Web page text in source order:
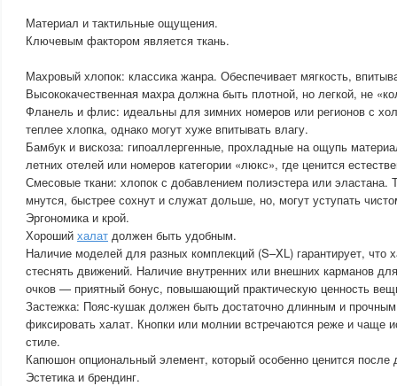
Материал и тактильные ощущения.
Ключевым фактором является ткань.
Махровый хлопок: классика жанра. Обеспечивает мягкость,
Высококачественная махра должна быть плотной, но легкой, не
Фланель и флис: идеальны для зимних номеров или регионов с
теплее хлопка, однако могут хуже впитывать влагу.
Бамбук и вискоза: гипоаллергенные, прохладные на ощупь
летних отелей или номеров категории «люкс», где ценится
Смесовые ткани: хлопок с добавлением полиэстера или эластана.
мнутся, быстрее сохнут и служат дольше, но, могут уступать
Эргономика и крой.
Хороший халат должен быть удобным.
Наличие моделей для разных комплекций (S–XL) гарантирует, что
стеснять движений. Наличие внутренних или внешних карманов
очков — приятный бонус, повышающий практическую ценность
Застежка: Пояс-кушак должен быть достаточно длинным и
фиксировать халат. Кнопки или молнии встречаются реже и чаще
стиле.
Капюшон опциональный элемент, который особенно ценится
Эстетика и брендинг.